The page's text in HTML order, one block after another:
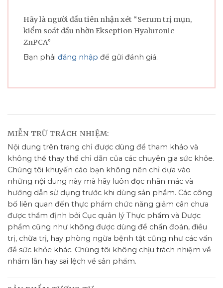
Hãy là người đầu tiên nhận xét “Serum trị mụn,
kiểm soát dầu nhờn Ekseption Hyaluronic
ZnPCA”
Bạn phải đăng nhập để gửi đánh giá.
MIỄN TRỪ TRÁCH NHIỆM:
Nội dung trên trang chỉ được dùng để tham khảo và
không thể thay thế chỉ dẫn của các chuyên gia sức khỏe.
Chúng tôi khuyến cáo bạn không nên chỉ dựa vào
những nội dung này mà hãy luôn đọc nhãn mác và
hướng dẫn sử dụng trước khi dùng sản phẩm. Các công
bố liên quan đến thực phẩm chức năng giảm cân chưa
được thẩm định bởi Cục quản lý Thực phẩm và Dược
phẩm cũng như không được dùng để chẩn đoán, điều
trị, chữa trị, hay phòng ngừa bệnh tật cũng như các vấn
đề sức khỏe khác. Chúng tôi không chịu trách nhiệm về
nhầm lẫn hay sai lệch về sản phẩm.